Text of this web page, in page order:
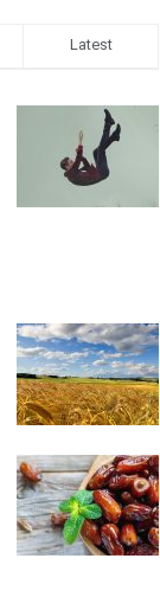
Latest